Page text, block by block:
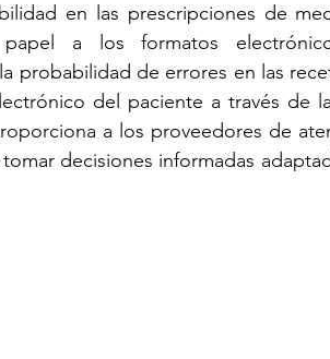
en las prescripciones de
papel a los formatos
probabilidad de errores en las
del paciente a través de
a los proveedores de
decisiones informadas